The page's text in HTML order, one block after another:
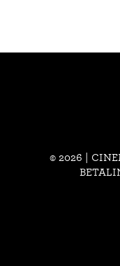
© 2026 |